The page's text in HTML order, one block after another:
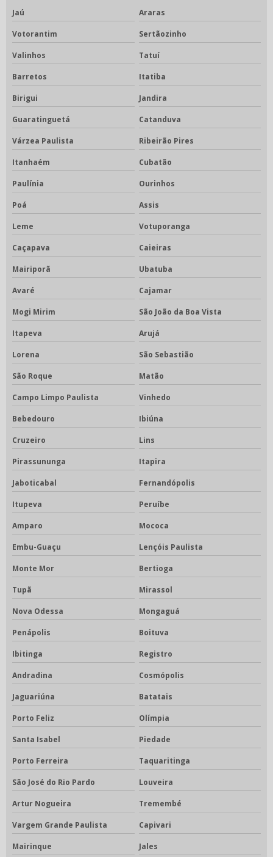
Jaú Araras
Votorantim Sertãozinho
Valinhos Tatuí
Barretos Itatiba
Birigui Jandira
Guaratinguetá Catanduva
Várzea Paulista Ribeirão Pires
Itanhaém Cubatão
Paulínia Ourinhos
Poá Assis
Leme Votuporanga
Caçapava Caieiras
Mairiporã Ubatuba
Avaré Cajamar
Mogi Mirim São João da Boa Vista
Itapeva Arujá
Lorena São Sebastião
São Roque Matão
Campo Limpo Paulista Vinhedo
Bebedouro Ibiúna
Cruzeiro Lins
Pirassununga Itapira
Jaboticabal Fernandópolis
Itupeva Peruíbe
Amparo Mococa
Embu-Guaçu Lençóis Paulista
Monte Mor Bertioga
Tupã Mirassol
Nova Odessa Mongaguá
Penápolis Boituva
Ibitinga Registro
Andradina Cosmópolis
Jaguariúna Batatais
Porto Feliz Olímpia
Santa Isabel Piedade
Porto Ferreira Taquaritinga
São José do Rio Pardo Louveira
Artur Nogueira Tremembé
Vargem Grande Paulista Capivari
Mairinque Jales